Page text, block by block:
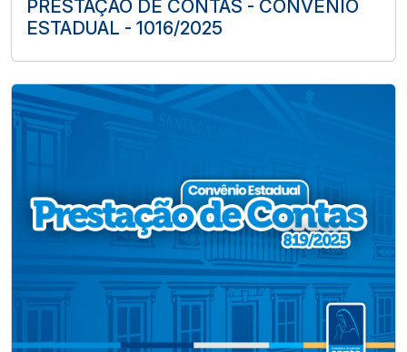
PRESTAÇÃO DE CONTAS - CONVÊNIO
ESTADUAL - 1016/2025